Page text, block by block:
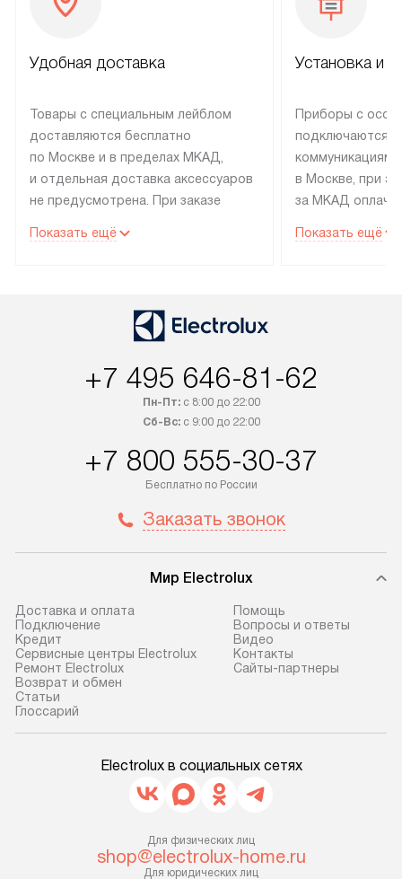
Удобная доставка
Товары с специальным лейблом
доставляются бесплатно
по Москве и в пределах МКАД,
и отдельная доставка аксессуаров
не предусмотрена. При заказе
рекомендуем обсудить
со статусом «В наличии» могут
быть отправлены покупателю
интересен товар «Под заказ»,
приобретения с менеджером сайта.
доставляются бесплатно
по Москве в пределах МКАД,
не предусмотрена. После 100%
до представительства
транспортной компании в г. Москва.
Пожалуйста, уточняйте условия
доставки у менеджера при
оформлении заказа.
В оговоренный день служба
доставки доставит упакованный
Если необходимо переместить
прибор до места установки,
уточните это с менеджером.
За данную услугу взимается
Показать ещё
Установка и
Приборы с
подключаются к
коммуникациям
в Москве, при
за МКАД
партнера
по монтажу
материалы.
предполагают,
установленной
включает в
подключение к
Показать ещё
+7 495 646-81-62
Пн-Пт:с 8:00 до 22:00
Сб-Вс:с 9:00 до 22:00
+7 800 555-30-37
Бесплатно по России
Заказать звонок
Мир Electrolux
Доставка и оплата
Подключение
Кредит
Сервисные центры Electrolux
Ремонт Electrolux
Возврат и обмен
Cтатьи
Глоссарий
Помощь
Вопросы и ответы
Видео
Контакты
Сайты-партнеры
Electrolux в социальных сетях
Для физических лиц
shop@electrolux-home.ru
Для юридических лиц